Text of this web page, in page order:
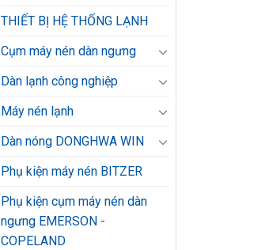
THIẾT BỊ HỆ THỐNG LẠNH
Cụm máy nén dàn ngưng
Dàn lạnh công nghiệp
Máy nén lạnh
Dàn nóng DONGHWA WIN
Phụ kiện máy nén BITZER
Phụ kiện cụm máy nén dàn
ngưng EMERSON -
COPELAND